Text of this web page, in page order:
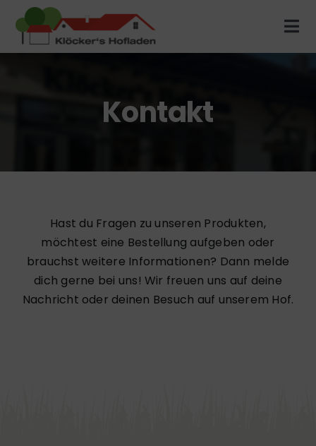
Inhalt
springen
Hof-Fleischerei
Tiere
Kontakt
Hast du Fragen zu unseren Produkten,
möchtest eine Bestellung aufgeben oder
brauchst weitere Informationen? Dann melde
dich gerne bei uns! Wir freuen uns auf deine
Nachricht oder deinen Besuch auf unserem Hof.